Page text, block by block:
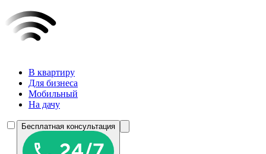
В квартиру
Для бизнеса
Мобильный
На дачу
Бесплатная консультация